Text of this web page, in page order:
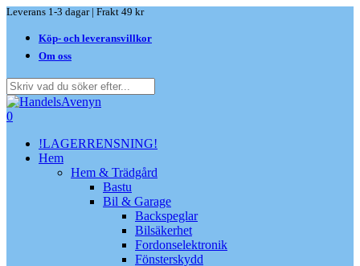
Skip
main
content
Leverans 1-3 dagar | Frakt 49 kr
Köp- och leveransvillkor
Om oss
Close
Search
search
0
!LAGERRENSNING!
Hem
Hem & Trädgård
Bastu
Bil & Garage
Backspeglar
Bilsäkerhet
Fordonselektronik
Fönsterskydd